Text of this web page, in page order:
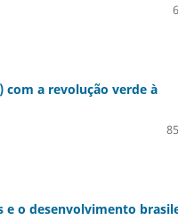
a revolução verde à
e o desenvolvimento